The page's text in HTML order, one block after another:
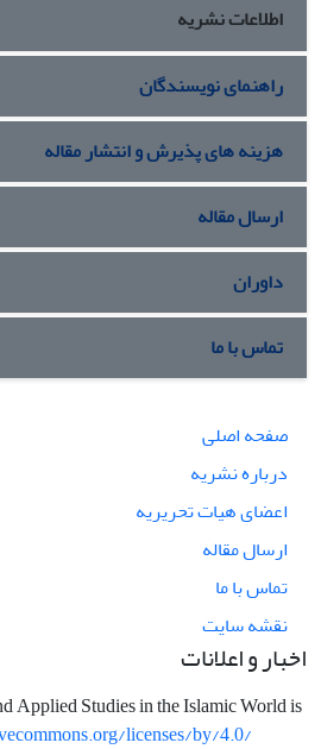
اطلاعات نشریه
راهنمای نویسندگان
هزینه های پذیرش و انتشار مقاله
ارسال مقاله
داوران
تماس با ما
صفحه اصلی
درباره نشریه
اعضای هیات تحریریه
ارسال مقاله
تماس با ما
نقشه سایت
اخبار و اعلانات
Applied Studies in the Islamic World is
licenses/by/4.0/